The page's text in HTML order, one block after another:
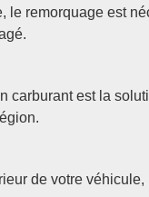
le remorquage est
carburant est la
de votre véhicule,